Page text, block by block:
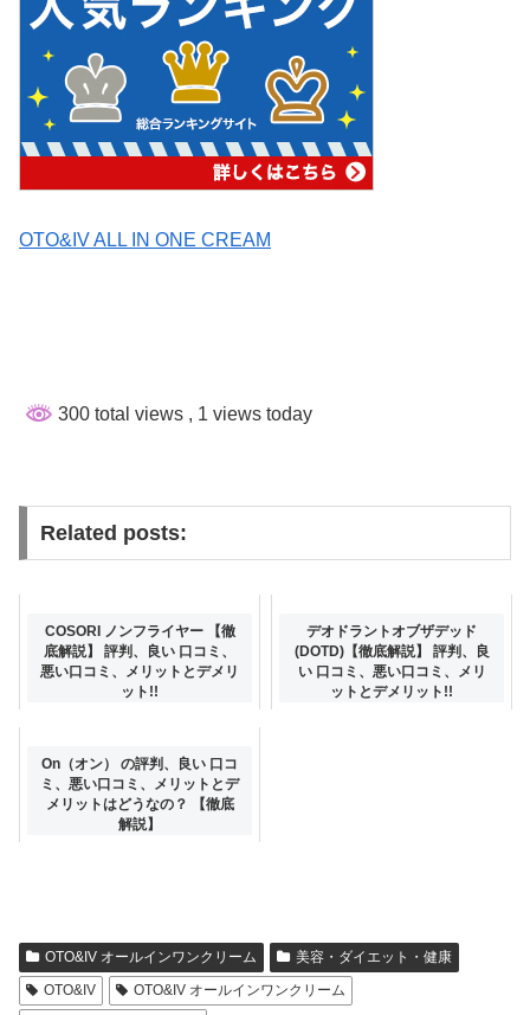
OTO&IV ALL IN ONE CREAM
300 total views , 1 views today
Related posts:
COSORI ノンフライヤー 【徹
底解説】 評判、良い 口コミ、
悪い口コミ、メリットとデメリ
ット!!
デオドラントオブザデッド
(DOTD)【徹底解説】 評判、良
い 口コミ、悪い口コミ、メリ
ットとデメリット!!
On（オン） の評判、良い 口コ
ミ、悪い口コミ、メリットとデ
メリットはどうなの？ 【徹底
解説】
OTO&IV オールインワンクリーム
美容・ダイエット・健康
OTO&IV
OTO&IV オールインワンクリーム